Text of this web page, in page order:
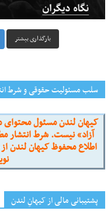
بارگذاری بیشتر
سلب مسئولیت حقوقی و شرط
کیهان لندن مسئول محتوای
آزاد» نیست. شرط انتشار
اطلاع محفوظ کیهان لندن
پشتیبانی مالی از کیهانِ لندن